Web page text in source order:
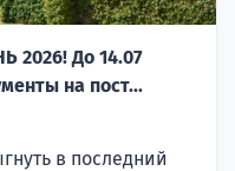
2026! До 14.07
на пост...
в последний